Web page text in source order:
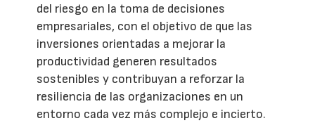
del riesgo en la toma de decisiones
empresariales, con el objetivo de que las
inversiones orientadas a mejorar la
productividad generen resultados
sostenibles y contribuyan a reforzar la
resiliencia de las organizaciones en un
entorno cada vez más complejo e incierto.